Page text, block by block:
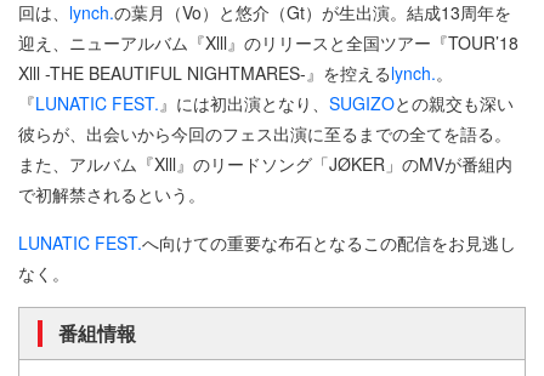
回は、 lynch.の葉月（Vo）と悠介（Gt）が生出演。結成13周年を
迎え、ニューアルバム『Xlll』のリリースと全国ツアー『TOUR’18
Xlll -THE BEAUTIFUL NIGHTMARES-』を控えるlynch.。
『LUNATIC FEST.』には初出演となり、 SUGIZOとの親交も深い
彼らが、出会いから今回のフェス出演に至るまでの全てを語る。
また、アルバム『Xlll』のリードソング「JØKER」のMVが番組内
で初解禁されるという。
LUNATIC FEST.へ向けての重要な布石となるこの配信をお見逃し
なく。
番組情報